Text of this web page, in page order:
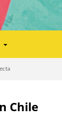
Chile